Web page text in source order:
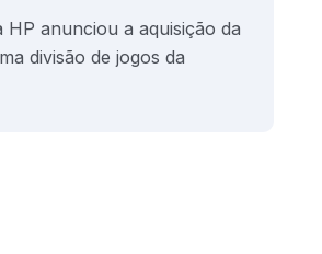
HP anunciou a aquisição da
divisão de jogos da